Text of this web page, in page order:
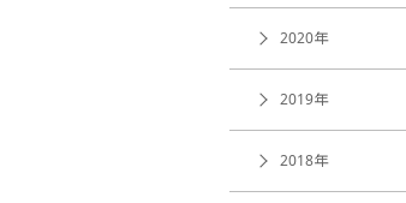
2020年
2019年
2018年